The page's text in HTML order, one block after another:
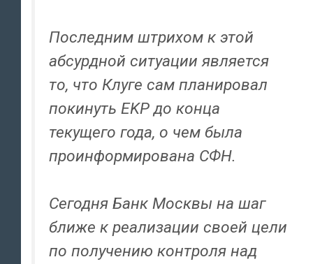
Последним штрихом к этой
абсурдной ситуации является
то, что Клуге сам планировал
покинуть EKP до конца
текущего года, о чем была
проинформирована СФН.
Сегодня Банк Москвы на шаг
ближе к реализации своей цели
по получению контроля над